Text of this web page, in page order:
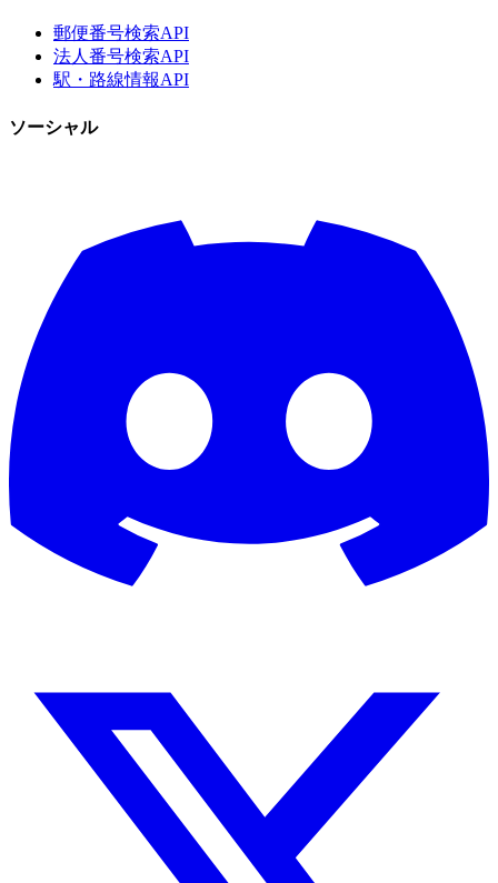
郵便番号検索API
法人番号検索API
駅・路線情報API
ソーシャル